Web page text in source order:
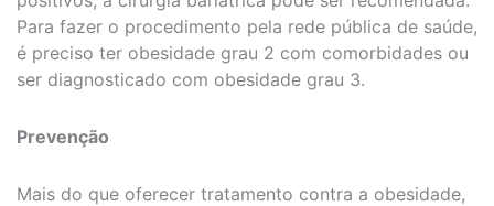
Para fazer o procedimento pela rede pública de saúde,
é preciso ter obesidade grau 2 com comorbidades ou
ser diagnosticado com obesidade grau 3.
Prevenção
Mais do que oferecer tratamento contra a obesidade,